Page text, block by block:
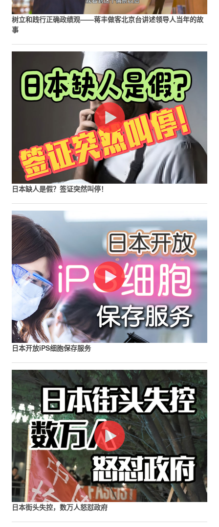
树立和践行正确政绩观——蒋丰做客北京台讲述领导人当年的故
事
日本缺人是假？签证突然叫停！
日本开放iPS细胞保存服务
日本街头失控，数万人怒怼政府